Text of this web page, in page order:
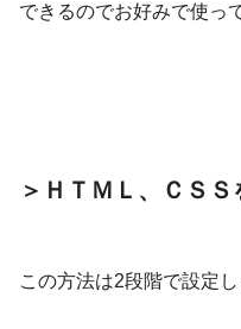
できるのでお好みで使っ
＞ＨＴＭＬ、ＣＳ
この方法は2段階で設定し